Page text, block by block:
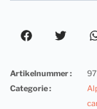
Artikelnummer :
97
Categorie :